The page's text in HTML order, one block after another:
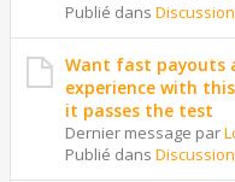
Publié dans
Want fast payouts
experience with
it passes the test
Dernier message par
Publié dans